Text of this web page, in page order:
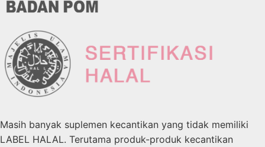
Masih banyak suplemen kecantikan yang tidak memiliki
LABEL HALAL. Terutama produk-produk kecantikan